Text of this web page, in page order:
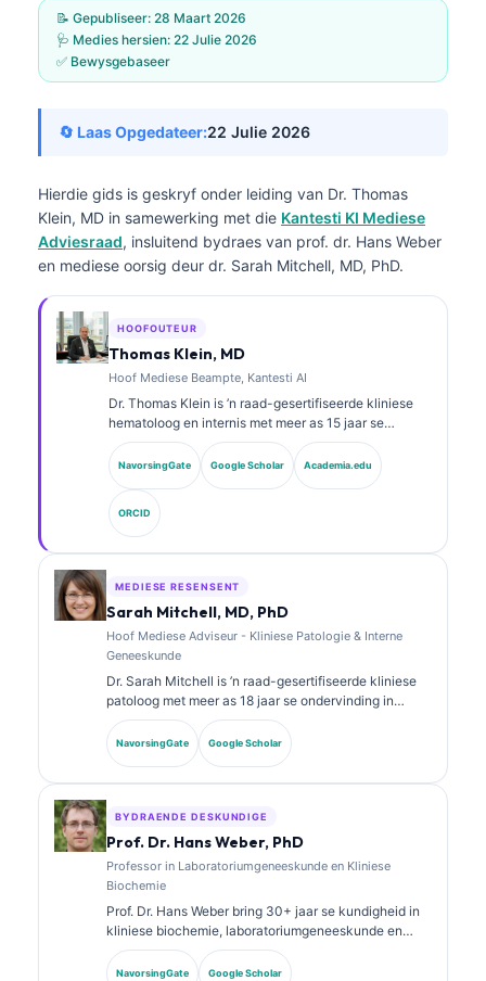
📝 Gepubliseer: 28 Maart 2026
🩺 Medies hersien: 22 Julie 2026
✅ Bewysgebaseer
🔄 Laas Opgedateer:22 Julie 2026
Hierdie gids is geskryf onder leiding van Dr. Thomas
Klein, MD in samewerking met die Kantesti KI Mediese
Adviesraad, insluitend bydraes van prof. dr. Hans Weber
en mediese oorsig deur dr. Sarah Mitchell, MD, PhD.
HOOFOUTEUR
Thomas Klein, MD
Hoof Mediese Beampte, Kantesti AI
Dr. Thomas Klein is ’n raad-gesertifiseerde kliniese
hematoloog en internis met meer as 15 jaar se
ondervinding in laboratoriumgeneeskunde en KI-
ondersteunde kliniese analise. As Hoof Mediese
Beampte by Kantesti AI verskaf hy kliniese toesig oor
die mediese akkuraatheid van die eie neurale
netwerk. Dr. Klein het uitgebreid gepubliseer oor
biomerkeraanpassing en laboratoriumdiagnostiek oor
laboratoriumgeneeskunde-onderwerpe.
NavorsingGate Google Scholar Academia.edu
ORCID
MEDIESE RESENSENT
Sarah Mitchell, MD, PhD
Hoof Mediese Adviseur - Kliniese Patologie & Interne
Geneeskunde
Dr. Sarah Mitchell is ’n raad-gesertifiseerde kliniese
patoloog met meer as 18 jaar se ondervinding in
laboratoriumgeneeskunde en diagnostiese analise.
Sy het spesialissertifisering in kliniese chemie en het
uitgebreid gepubliseer oor biomerkerpanele en
NavorsingGate Google Scholar
BYDRAENDE DESKUNDIGE
Prof. Dr. Hans Weber, PhD
Professor in Laboratoriumgeneeskunde en Kliniese
Biochemie
Prof. Dr. Hans Weber bring 30+ jaar se kundigheid in
kliniese biochemie, laboratoriumgeneeskunde en
biomarker-navorsing. Voormalige President van die
Duitse Vereniging vir Kliniese Chemie, spesialiseer hy
NavorsingGate Google Scholar